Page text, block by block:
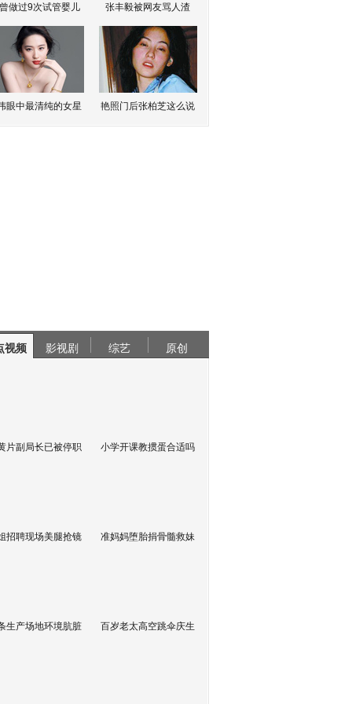
做过9次试管婴儿 张丰毅被网友骂人渣
眼中最清纯的女星 艳照门后张柏芝这么说
视频 影视剧 综艺 原创
片副局长已被停职 小学开课教掼蛋合适吗
招聘现场美腿抢镜 准妈妈堕胎捐骨髓救妹
生产场地环境肮脏 百岁老太高空跳伞庆生